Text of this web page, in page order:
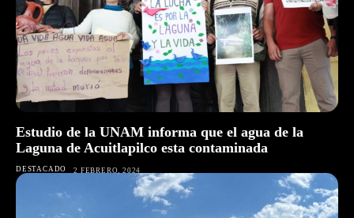
Estudio de la UNAM informa que el agua de la
Laguna de Acuitlapilco esta contaminada
DESTACADO 2 FEBRERO, 2024